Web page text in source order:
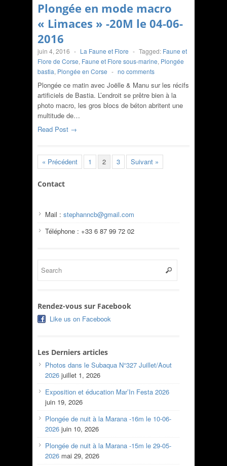
Plongée en mode macro
« Limaces » -20M le 04-06-
2016
juin 4, 2016 - La Faune et Flore - Tagged: Faune et
Flore de Corse, Faune et Flore sous-marine, Plongée
bastia, Plongée en Corse - no comments
Plongée ce matin avec Joëlle & Manu sur les récifs
artificiels de Bastia. L’endroit se prêtre bien à la
photo macro, les gros blocs de béton abritent une
multitude de…
Read Post →
« Précédent 1 2 3 Suivant »
Contact
Mail : stephanncb@gmail.com
Téléphone : +33 6 87 99 72 02
Rendez-vous sur Facebook
Like us on Facebook
Les Derniers articles
Photos dans le Subaqua N°327 Juillet/Aout
2026 juillet 1, 2026
Exposition et éducation Mar’In Festa 2026
juin 19, 2026
Plongée de nuit à la Marana -16m le 10-06-
2026 juin 10, 2026
Plongée de nuit à la Marana -15m le 29-05-
2026 mai 29, 2026